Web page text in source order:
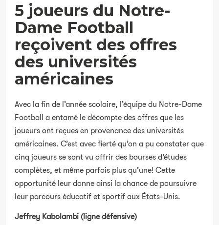
5 joueurs du Notre-
Dame Football
reçoivent des offres
des universités
américaines
Avec la fin de l’année scolaire, l’équipe du Notre-Dame
Football a entamé le décompte des offres que les
joueurs ont reçues en provenance des universités
américaines. C’est avec fierté qu’on a pu constater que
cinq joueurs se sont vu offrir des bourses d’études
complètes, et même parfois plus qu’une! Cette
opportunité leur donne ainsi la chance de poursuivre
leur parcours éducatif et sportif aux États-Unis.
Jeffrey Kabolambi (ligne défensive)